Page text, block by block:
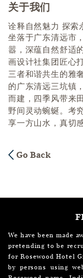
关于我们
Press space or
诠释自然魅力 探索
坐落于广东清远市
嚣，深蕴自然舒适
画设计社集团匠心
三者和谐共生的雅
的广东清远三坑镇
而建，四季风带来
野间灵动蜿蜒。考
享一方山水，真切
Go Back
We have been made
pretending to be
for Rosewood Hotel
by persons using